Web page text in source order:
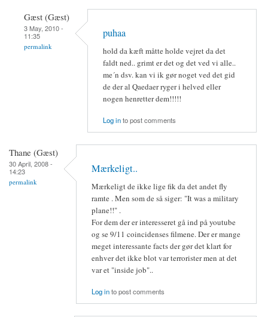
Gæst (Gæst)
3 May, 2010 -
11:35
permalink
puhaa
hold da kæft måtte holde vejret da det
faldt ned.. grimt er det og det ved vi alle..
me´n dsv. kan vi ik gør noget ved det gid
de der al Qaedaer ryger i helved eller
nogen henretter dem!!!!!
Log into post comments
Thane (Gæst)
30 April, 2008 -
14:23
permalink
Mærkeligt..
Mærkeligt de ikke lige fik da det andet fly
ramte . Men som de så siger: "It was a military
plane!!" .
For dem der er interesseret gå ind på youtube
og se 9/11 coincidenses filmene. Der er mange
meget interessante facts der gør det klart for
enhver det ikke blot var terrorister men at det
var et "inside job"..
Log into post comments